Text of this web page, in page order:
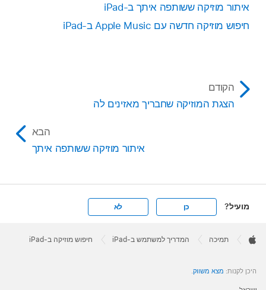
איתור מוזיקה ששותפה איתך ב-iPad
חיפוש מוזיקה חדשה עם Apple Music ב‑iPad
הקודם
הצגת המוזיקה שחבריך מאזינים לה
הבא
איתור מוזיקה ששותפה איתך
מועיל? כן לא
Footer

תמיכה המדריך למשתמש ב-iPad חיפוש מוזיקה ב‑iPad
היכן לקנות: מצא משווק.